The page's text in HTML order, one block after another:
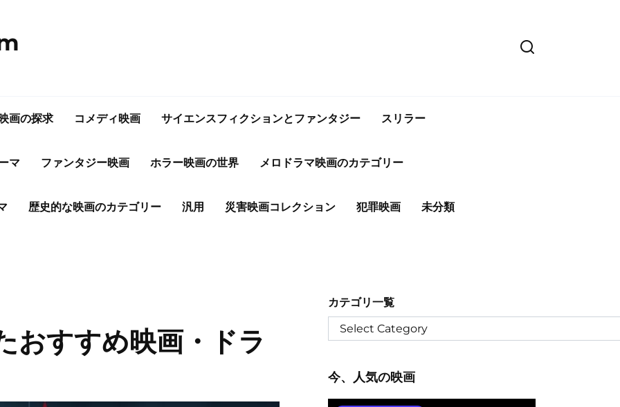
画の探求 コメディ映画 サイエンスフィクションとファンタジー スリラー
マ ファンタジー映画 ホラー映画の世界 メロドラマ映画のカテゴリー
歴史的な映画のカテゴリー 汎用 災害映画コレクション 犯罪映画 未分類
おすすめ映画・ドラ
カテゴリ一覧
今、人気の映画